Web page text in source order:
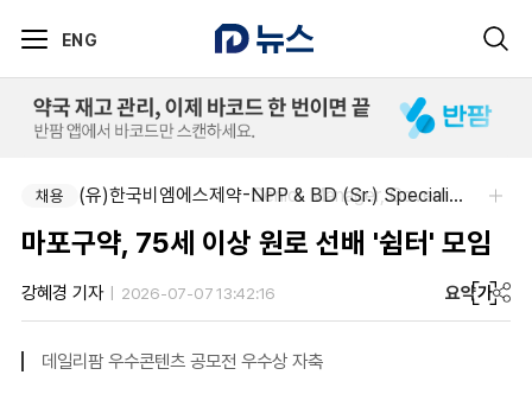
ENG
채용 (유)한국비엠에스제약-Senior Manager, Government Affairs & External Liaison (Permanent)
채용 (유)한국비엠에스제약-NPP & BD (Sr.) Specialist, CSE&BD (Fixed)
마포구약, 75세 이상 원로 선배 '쉼터' 모임
강혜경 기자 2026-07-07 13:42:16 요약가
데일리팜 우수콘텐츠 공모전 우수상 자축